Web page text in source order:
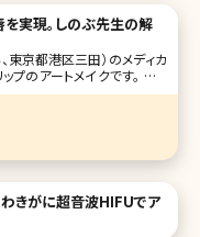
実現。しのぶ先生の解
東京都港区三田）のメディカ
のアートメイクです。 ふっ
んのようなくすみのないクリ
唇。あなたの理想はどのよ
て理想の唇、印象的な唇を
わきがに超音波HIFUでア